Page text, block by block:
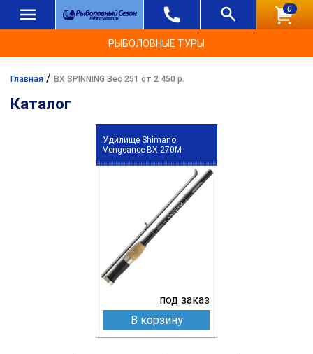
0
РЫБОЛОВНЫЕ ТУРЫ
Главная / BX SPINNING Вес 251 от 2 450 р.
Каталог
Удилище Shimano
Vengeance BX 270M
под заказ
В корзину